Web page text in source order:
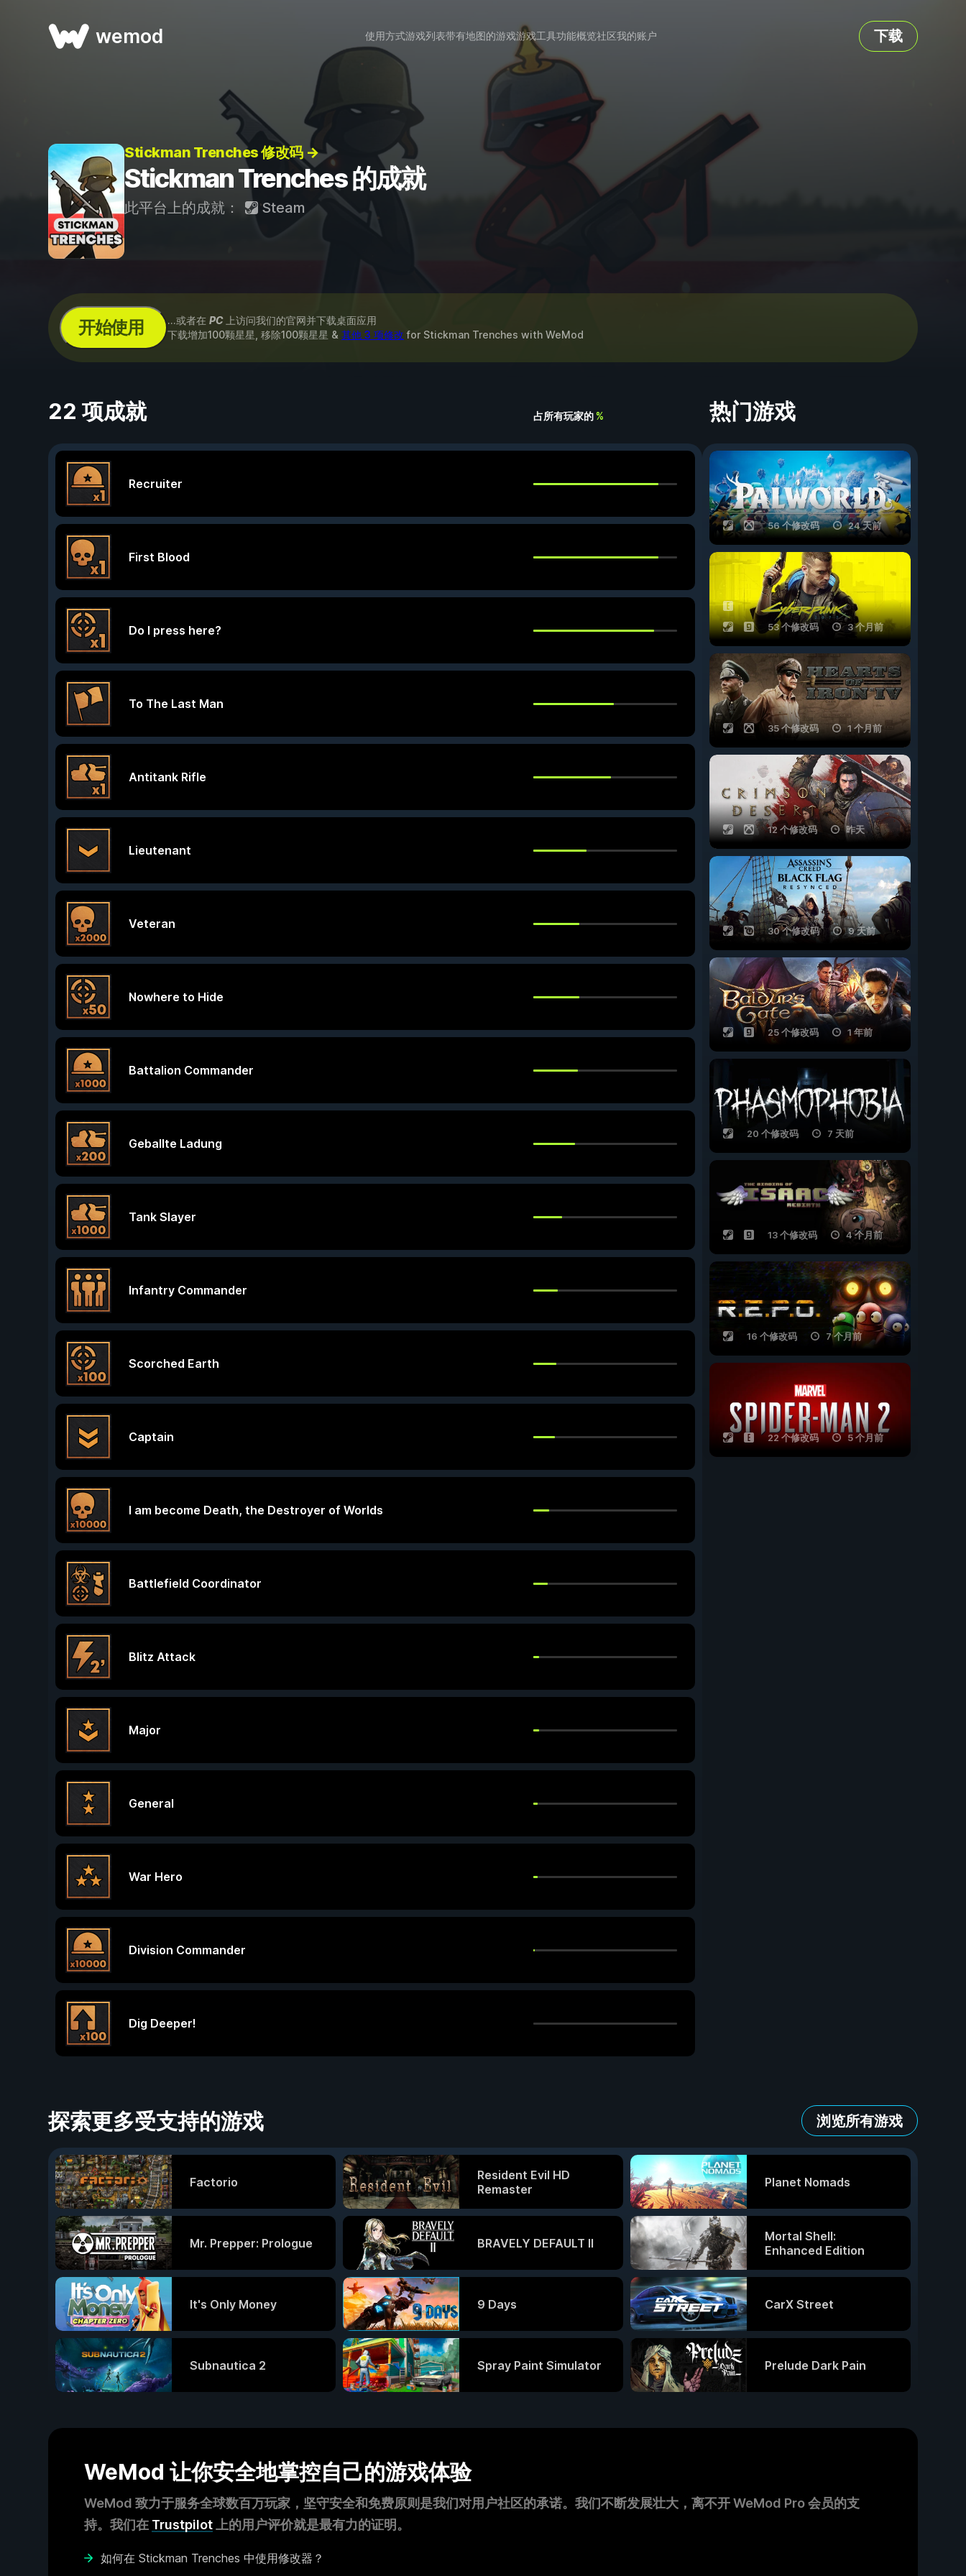
wemod 使用方式游戏列表带有地图的游戏游戏工具功能概览社区我的账户 下载
Stickman Trenches 修改码 →
Stickman Trenches 的成就
此平台上的成就： Steam
开始使用 ...或者在 PC上访问我们的官网并下载桌面应用
下载增加100颗星星, 移除100颗星星 & 其他 3 项修改 for Stickman Trenches with WeMod
22 项成就 占所有玩家的%
Recruiter
First Blood
Do I press here?
To The Last Man
Antitank Rifle
Lieutenant
Veteran
Nowhere to Hide
Battalion Commander
Geballte Ladung
Tank Slayer
Infantry Commander
Scorched Earth
Captain
I am become Death, the Destroyer of Worlds
Battlefield Coordinator
Blitz Attack
Major
General
War Hero
Division Commander
Dig Deeper!
热门游戏
56 个修改码 24 天前
53 个修改码 3 个月前
35 个修改码 1 个月前
12 个修改码 昨天
30 个修改码 9 天前
25 个修改码 1 年前
20 个修改码 7 天前
13 个修改码 4 个月前
16 个修改码 7 个月前
22 个修改码 5 个月前
探索更多受支持的游戏 浏览所有游戏
Factorio
Resident Evil HD
Remaster
Planet Nomads
Mr. Prepper: Prologue BRAVELY DEFAULT II
Mortal Shell:
Enhanced Edition
It's Only Money 9 Days CarX Street
Subnautica 2 Spray Paint Simulator Prelude Dark Pain
WeMod 让你安全地掌控自己的游戏体验
WeMod 致力于服务全球数百万玩家，坚守安全和免费原则是我们对用户社区的承诺。我们不断发展壮大，离不开 WeMod Pro 会员的支
持。我们在 Trustpilot 上的用户评价就是最有力的证明。
如何在 Stickman Trenches 中使用修改器？